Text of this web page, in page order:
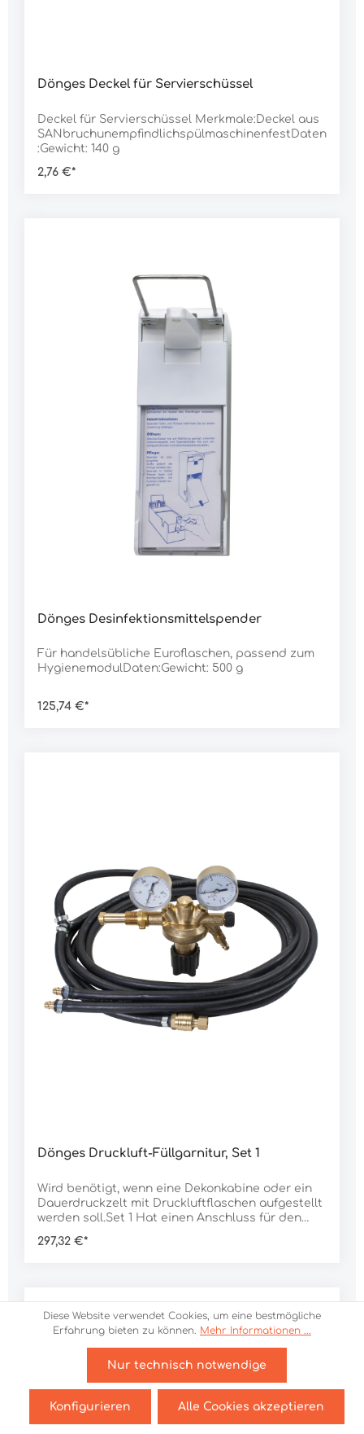
Dönges Deckel für Servierschüssel
Deckel für Servierschüssel Merkmale:Deckel aus
SANbruchunempfindlichspülmaschinenfestDaten
:Gewicht: 140 g
2,76 €*
Dönges Desinfektionsmittelspender
Für handelsübliche Euroflaschen, passend zum
HygienemodulDaten:Gewicht: 500 g
125,74 €*
Dönges Druckluft-Füllgarnitur, Set 1
Wird benötigt, wenn eine Dekonkabine oder ein
Dauerdruckzelt mit Druckluftflaschen aufgestellt
werden soll.Set 1 Hat einen Anschluss für den
Füllanschlüsse. Wird zum Aufblasen von Zelten
Füllanschluss. Wird zum Aufblasen von
Dekonkabinen, Bassins oder ResQsheltern
benötigt. Lieferumfang:1 Stück Druckminderer 300
bar1 Stück Abgang Stecknippel für Druckluft-
Schnellkupplung1 Stück Druckluftschlauch,
2.000 g
297,32 €*
Diese Website verwendet Cookies, um eine bestmögliche
Erfahrung bieten zu können. Mehr Informationen ...
Nur technisch notwendige
Konfigurieren Alle Cookies akzeptieren